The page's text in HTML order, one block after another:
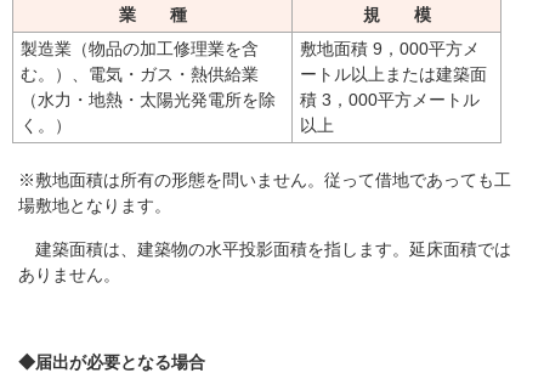
業 種
規 模
製造業（物品の加工修理業を含
む。）、電気・ガス・熱供給業
（水力・地熱・太陽光発電所を除
く。）
敷地面積 9，000平方メ
ートル以上または建築面
積 3，000平方メートル
以上
※敷地面積は所有の形態を問いません。従って借地であっても工
場敷地となります。
建築面積は、建築物の水平投影面積を指します。延床面積では
ありません。
◆届出が必要となる場合